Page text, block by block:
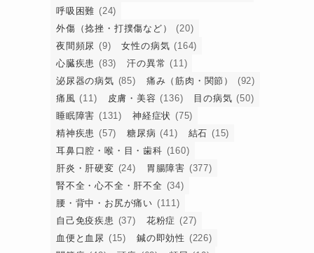
呼吸困難 (24)
外傷（捻挫・打撲傷など）
(20)
夜間頻尿 (9) 女性の病気 (164)
心臓疾患 (83) 汗の異常 (11)
泌尿器の病気 (85) 痛み（筋肉・関節）
(92)
痛風 (11) 皮膚・美容 (136) 目の病気 (50)
睡眠障害 (131) 神経症状 (75)
精神疾患 (57) 糖尿病 (41) 結石 (15)
耳鼻口腔・喉・目・歯科 (160)
肝炎・肝硬変 (24) 胃腸障害 (377)
腎不全・心不全・肝不全 (34)
腰・背中・お尻が痛い (111)
自己免疫疾患 (37) 花粉症 (27)
血便と血尿 (15) 鍼の即効性 (226)